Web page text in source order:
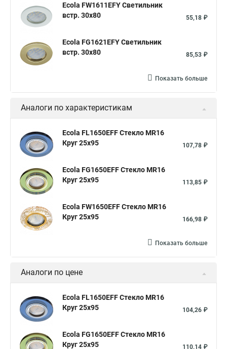
Ecola FW1611EFY Светильник
встр. 30x80
55,18 ₽
Ecola FG1621EFY Светильник
встр. 30x80
85,53 ₽
Показать больше
Аналоги по характеристикам
Ecola FL1650EFF Стекло MR16
Круг 25x95
107,78 ₽
Ecola FG1650EFF Стекло MR16
Круг 25x95
113,85 ₽
Ecola FW1650EFF Стекло MR16
Круг 25x95
166,98 ₽
Показать больше
Аналоги по цене
Ecola FL1650EFF Стекло MR16
Круг 25x95
104,26 ₽
Ecola FG1650EFF Стекло MR16
Круг 25x95
110,14 ₽